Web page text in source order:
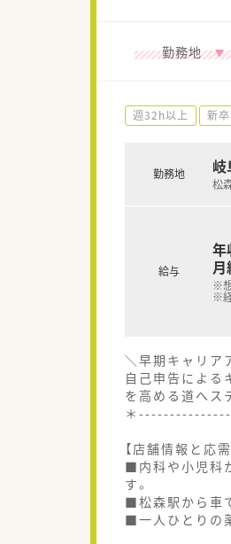
勤務地
週32h以上 新
勤務地 岐
松
給与
年
※
※
＼早期キャリア
自己申告による
を高める道へス
＊
【店舗情報と応
■内科や小児科
す。
■松森駅から車
■一人ひとりの